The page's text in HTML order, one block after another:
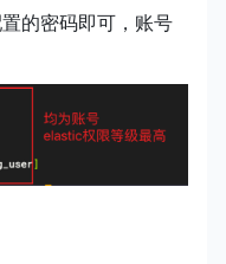
的密码即可，账号